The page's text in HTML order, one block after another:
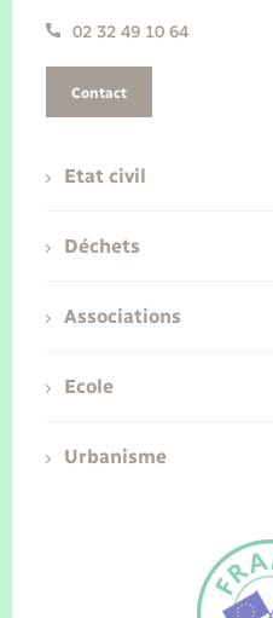
02 32 49 10 64
Contact
Etat civil
Déchets
Associations
Ecole
Urbanisme